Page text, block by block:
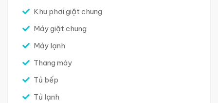
Khu phơi giặt chung
Máy giặt chung
Máy lạnh
Thang máy
Tủ bếp
Tủ lạnh